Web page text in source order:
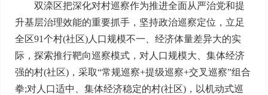
双滦区把深化对村巡察作为推进全面从严治党和提
升基层治理效能的重要抓手，坚持政治巡察定位，立足
全区91个村(社区)人口规模不一、经济体量差异大的实
际，探索推行靶向巡察模式，对人口规模大、集体经济
强的村(社区)，采取“常规巡察+提级巡察+交叉巡察”组合
拳;对人口适中、集体经济稳定的村(社区)，以机动式巡